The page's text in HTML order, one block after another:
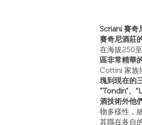
Scriani 賽奇
賽奇尼酒莊
在海拔250
區非常精華
Cottini 家族
塊到現在的
“Tondin”、
酒技術外他
物多樣性，
其職在各自